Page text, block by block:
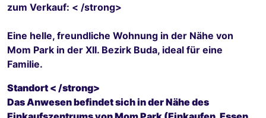
zum Verkauf: < /strong>
Eine helle, freundliche Wohnung in der Nähe von
Mom Park in der XII. Bezirk Buda, ideal für eine
Familie.
Standort < /strong>
Das Anwesen befindet sich in der Nähe des